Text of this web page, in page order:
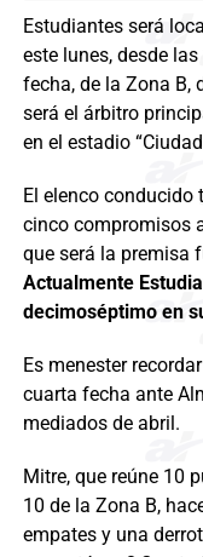
Estudiantes será
este lunes, desde
fecha, de la Zona B,
será el árbitro
en el estadio
El elenco
cinco compromisos
que será la premisa
Actualmente
decimoséptimo en
Es menester
cuarta fecha ante
mediados de abril.
Mitre, que reúne 10
10 de la Zona B,
empates y una